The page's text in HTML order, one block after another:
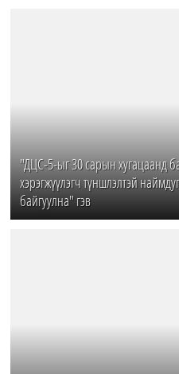
"ДЦС-5-ыг 30 сарын хугацаанд
хэрэгжүүлэгч түншлэлтэй
байгуулна" гэв